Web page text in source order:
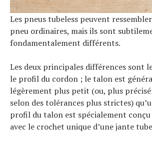
Les pneus tubeless peuvent
pneu ordinaires, mais ils sont
fondamentalement différents.
Les deux principales différences sont
le profil du cordon ; le talon est
légèrement plus petit (ou, plus
selon des tolérances plus strictes)
profil du talon est spécialement
avec le crochet unique d’une jante